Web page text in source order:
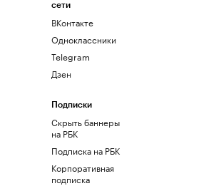
сети
ВКонтакте
Одноклассники
Telegram
Дзен
Подписки
Скрыть баннеры
на РБК
Подписка на РБК
Корпоративная
подписка